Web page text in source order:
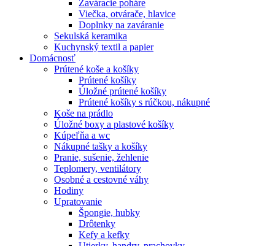
Zaváracie poháre
Viečka, otvárače, hlavice
Doplnky na zaváranie
Sekulská keramika
Kuchynský textil a papier
Domácnosť
Prútené koše a košíky
Prútené košíky
Úložné prútené košíky
Prútené košíky s rúčkou, nákupné
Koše na prádlo
Úložné boxy a plastové košíky
Kúpeľňa a wc
Nákupné tašky a košíky
Pranie, sušenie, žehlenie
Teplomery, ventilátory
Osobné a cestovné váhy
Hodiny
Upratovanie
Špongie, hubky
Drôtenky
Kefy a kefky